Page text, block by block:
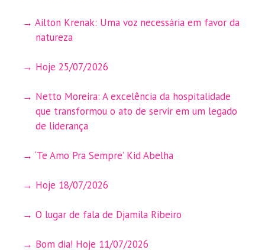
Ailton Krenak: Uma voz necessária em favor da
natureza
Hoje 25/07/2026
Netto Moreira: A excelência da hospitalidade
que transformou o ato de servir em um legado
de liderança
‘Te Amo Pra Sempre’ Kid Abelha
Hoje 18/07/2026
O lugar de fala de Djamila Ribeiro
Bom dia! Hoje 11/07/2026